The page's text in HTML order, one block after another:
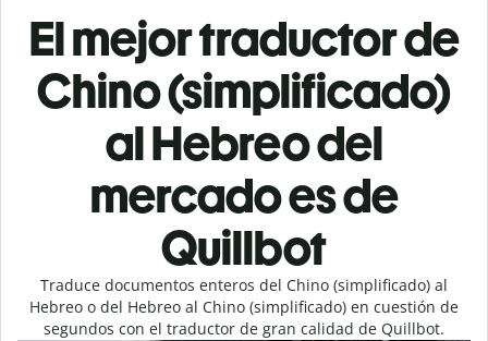
El mejor traductor de
Chino (simplificado)
al Hebreo del
mercado es de
Quillbot
Traduce documentos enteros del Chino (simplificado) al
Hebreo o del Hebreo al Chino (simplificado) en cuestión de
segundos con el traductor de gran calidad de Quillbot.